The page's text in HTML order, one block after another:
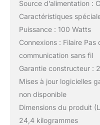
Source d’alimentation :
Caractéristiques
Puissance : 100 Watts
Connexions : Filaire
communication sans fil
Garantie constructeur :
Mises à jour logicielles
non disponible
Dimensions du produit
24,4 kilogrammes